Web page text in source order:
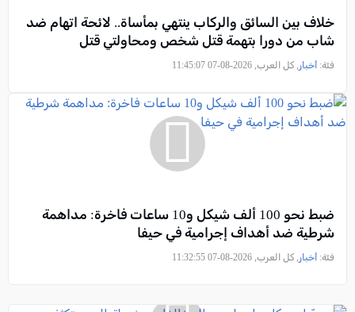
خلاف بين السائق والركاب ينتهي بمأساة.. لائحة اتهام ضد
شاب من دورا بتهمة قتل شخص ومحاولتي قتل
فئة: أخبار , كل العرب, 2026-08-07 11:45:07
ضبط نحو 100 ألف شيكل و10 ساعات فاخرة: مداهمة
شرطية ضد أهداف إجرامية في حيفا
فئة: أخبار , كل العرب, 2026-08-07 11:32:55